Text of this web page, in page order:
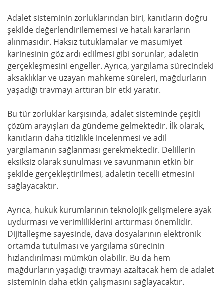
Adalet sisteminin zorluklarından biri, kanıtların doğru
şekilde değerlendirilememesi ve hatalı kararların
alınmasıdır. Haksız tutuklamalar ve masumiyet
karinesinin göz ardı edilmesi gibi sorunlar, adaletin
gerçekleşmesini engeller. Ayrıca, yargılama sürecindeki
aksaklıklar ve uzayan mahkeme süreleri, mağdurların
yaşadığı travmayı arttıran bir etki yaratır.
Bu tür zorluklar karşısında, adalet sisteminde çeşitli
çözüm arayışları da gündeme gelmektedir. İlk olarak,
kanıtların daha titizlikle incelenmesi ve adil
yargılamanın sağlanması gerekmektedir. Delillerin
eksiksiz olarak sunulması ve savunmanın etkin bir
şekilde gerçekleştirilmesi, adaletin tecelli etmesini
sağlayacaktır.
Ayrıca, hukuk kurumlarının teknolojik gelişmelere ayak
uydurması ve verimliliklerini arttırması önemlidir.
Dijitalleşme sayesinde, dava dosyalarının elektronik
ortamda tutulması ve yargılama sürecinin
hızlandırılması mümkün olabilir. Bu da hem
mağdurların yaşadığı travmayı azaltacak hem de adalet
sisteminin daha etkin çalışmasını sağlayacaktır.